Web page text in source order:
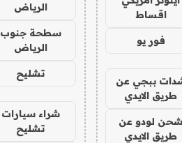
اقساط
فور يو
ببجي عن
طريق الايدي
شحن لودو عن
طريق الايدي
الرياض
سطحة جنوب
الرياض
تشليح
شراء سيارات
تشليح